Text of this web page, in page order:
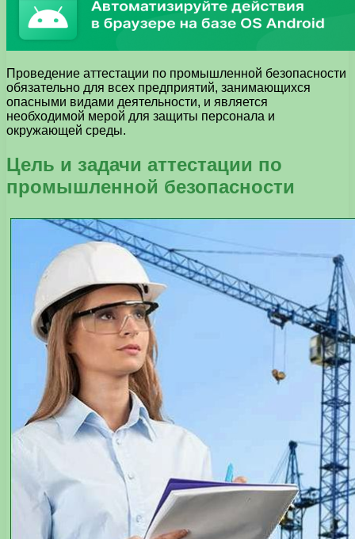
Проведение аттестации по промышленной безопасности
обязательно для всех предприятий, занимающихся
опасными видами деятельности, и является
необходимой мерой для защиты персонала и
окружающей среды.
Цель и задачи аттестации по
промышленной безопасности